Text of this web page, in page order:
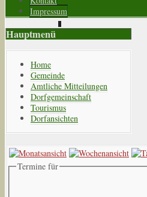
Impressum
Hauptmenü
Home
Gemeinde
Amtliche Mitteilungen
Dorfgemeinschaft
Tourismus
Dorfansichten
Termine für